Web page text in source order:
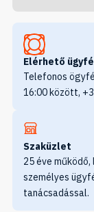
Elérhető
Telefonos
16:00 között,
Szaküzlet
25 éve
személyes
tanácsadással.